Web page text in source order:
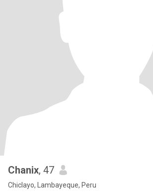
Chanix, 47
Chiclayo, Lambayeque, Peru